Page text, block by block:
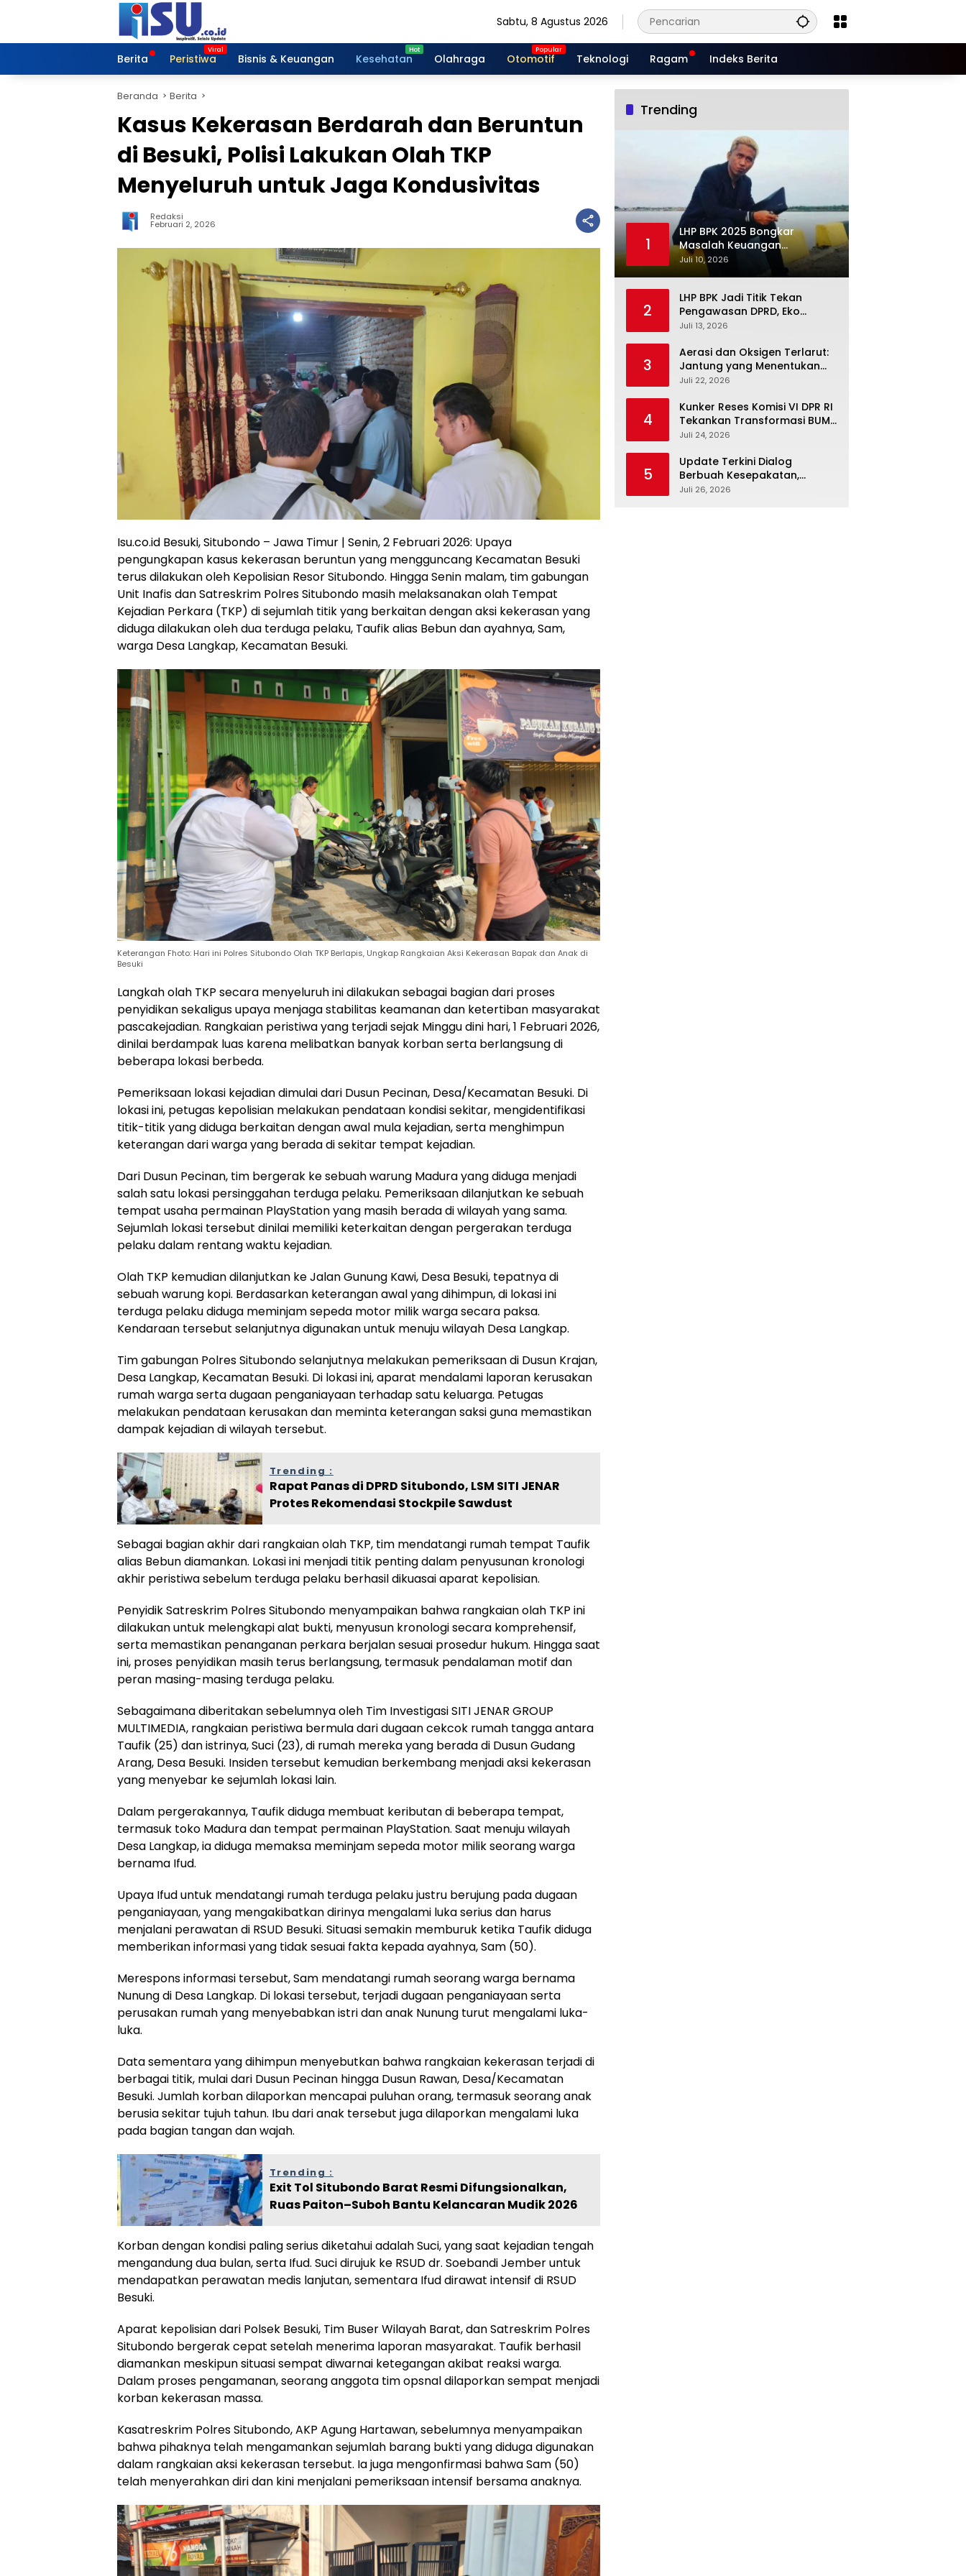
Sabtu, 8 Agustus 2026
Berita Peristiwa Bisnis & Keuangan Kesehatan Olahraga Otomotif Teknologi Ragam Indeks Berita
Beranda Berita
Kasus Kekerasan Berdarah dan Beruntun
di Besuki, Polisi Lakukan Olah TKP
Menyeluruh untuk Jaga Kondusivitas
Redaksi
Februari 2, 2026
Isu.co.id Besuki, Situbondo – Jawa Timur | Senin, 2 Februari 2026: Upaya
pengungkapan kasus kekerasan beruntun yang mengguncang Kecamatan Besuki
terus dilakukan oleh Kepolisian Resor Situbondo. Hingga Senin malam, tim gabungan
Unit Inafis dan Satreskrim Polres Situbondo masih melaksanakan olah Tempat
Kejadian Perkara (TKP) di sejumlah titik yang berkaitan dengan aksi kekerasan yang
diduga dilakukan oleh dua terduga pelaku, Taufik alias Bebun dan ayahnya, Sam,
warga Desa Langkap, Kecamatan Besuki.
Keterangan Fhoto: Hari ini Polres Situbondo Olah TKP Berlapis, Ungkap Rangkaian Aksi Kekerasan Bapak dan Anak di
Besuki
Langkah olah TKP secara menyeluruh ini dilakukan sebagai bagian dari proses
penyidikan sekaligus upaya menjaga stabilitas keamanan dan ketertiban masyarakat
pascakejadian. Rangkaian peristiwa yang terjadi sejak Minggu dini hari, 1 Februari 2026,
dinilai berdampak luas karena melibatkan banyak korban serta berlangsung di
beberapa lokasi berbeda.
Pemeriksaan lokasi kejadian dimulai dari Dusun Pecinan, Desa/Kecamatan Besuki. Di
lokasi ini, petugas kepolisian melakukan pendataan kondisi sekitar, mengidentifikasi
titik-titik yang diduga berkaitan dengan awal mula kejadian, serta menghimpun
keterangan dari warga yang berada di sekitar tempat kejadian.
Dari Dusun Pecinan, tim bergerak ke sebuah warung Madura yang diduga menjadi
salah satu lokasi persinggahan terduga pelaku. Pemeriksaan dilanjutkan ke sebuah
tempat usaha permainan PlayStation yang masih berada di wilayah yang sama.
Sejumlah lokasi tersebut dinilai memiliki keterkaitan dengan pergerakan terduga
pelaku dalam rentang waktu kejadian.
Olah TKP kemudian dilanjutkan ke Jalan Gunung Kawi, Desa Besuki, tepatnya di
sebuah warung kopi. Berdasarkan keterangan awal yang dihimpun, di lokasi ini
terduga pelaku diduga meminjam sepeda motor milik warga secara paksa.
Kendaraan tersebut selanjutnya digunakan untuk menuju wilayah Desa Langkap.
Tim gabungan Polres Situbondo selanjutnya melakukan pemeriksaan di Dusun Krajan,
Desa Langkap, Kecamatan Besuki. Di lokasi ini, aparat mendalami laporan kerusakan
rumah warga serta dugaan penganiayaan terhadap satu keluarga. Petugas
melakukan pendataan kerusakan dan meminta keterangan saksi guna memastikan
dampak kejadian di wilayah tersebut.
Trending :
Rapat Panas di DPRD Situbondo, LSM SITI JENAR
Protes Rekomendasi Stockpile Sawdust
Sebagai bagian akhir dari rangkaian olah TKP, tim mendatangi rumah tempat Taufik
alias Bebun diamankan. Lokasi ini menjadi titik penting dalam penyusunan kronologi
akhir peristiwa sebelum terduga pelaku berhasil dikuasai aparat kepolisian.
Penyidik Satreskrim Polres Situbondo menyampaikan bahwa rangkaian olah TKP ini
dilakukan untuk melengkapi alat bukti, menyusun kronologi secara komprehensif,
serta memastikan penanganan perkara berjalan sesuai prosedur hukum. Hingga saat
ini, proses penyidikan masih terus berlangsung, termasuk pendalaman motif dan
peran masing-masing terduga pelaku.
Sebagaimana diberitakan sebelumnya oleh Tim Investigasi SITI JENAR GROUP
MULTIMEDIA, rangkaian peristiwa bermula dari dugaan cekcok rumah tangga antara
Taufik (25) dan istrinya, Suci (23), di rumah mereka yang berada di Dusun Gudang
Arang, Desa Besuki. Insiden tersebut kemudian berkembang menjadi aksi kekerasan
yang menyebar ke sejumlah lokasi lain.
Dalam pergerakannya, Taufik diduga membuat keributan di beberapa tempat,
termasuk toko Madura dan tempat permainan PlayStation. Saat menuju wilayah
Desa Langkap, ia diduga memaksa meminjam sepeda motor milik seorang warga
bernama Ifud.
Upaya Ifud untuk mendatangi rumah terduga pelaku justru berujung pada dugaan
penganiayaan, yang mengakibatkan dirinya mengalami luka serius dan harus
menjalani perawatan di RSUD Besuki. Situasi semakin memburuk ketika Taufik diduga
memberikan informasi yang tidak sesuai fakta kepada ayahnya, Sam (50).
Merespons informasi tersebut, Sam mendatangi rumah seorang warga bernama
Nunung di Desa Langkap. Di lokasi tersebut, terjadi dugaan penganiayaan serta
perusakan rumah yang menyebabkan istri dan anak Nunung turut mengalami luka-
luka.
Data sementara yang dihimpun menyebutkan bahwa rangkaian kekerasan terjadi di
berbagai titik, mulai dari Dusun Pecinan hingga Dusun Rawan, Desa/Kecamatan
Besuki. Jumlah korban dilaporkan mencapai puluhan orang, termasuk seorang anak
berusia sekitar tujuh tahun. Ibu dari anak tersebut juga dilaporkan mengalami luka
pada bagian tangan dan wajah.
Trending :
Exit Tol Situbondo Barat Resmi Difungsionalkan,
Ruas Paiton–Suboh Bantu Kelancaran Mudik 2026
Korban dengan kondisi paling serius diketahui adalah Suci, yang saat kejadian tengah
mengandung dua bulan, serta Ifud. Suci dirujuk ke RSUD dr. Soebandi Jember untuk
mendapatkan perawatan medis lanjutan, sementara Ifud dirawat intensif di RSUD
Besuki.
Aparat kepolisian dari Polsek Besuki, Tim Buser Wilayah Barat, dan Satreskrim Polres
Situbondo bergerak cepat setelah menerima laporan masyarakat. Taufik berhasil
diamankan meskipun situasi sempat diwarnai ketegangan akibat reaksi warga.
Dalam proses pengamanan, seorang anggota tim opsnal dilaporkan sempat menjadi
korban kekerasan massa.
Kasatreskrim Polres Situbondo, AKP Agung Hartawan, sebelumnya menyampaikan
bahwa pihaknya telah mengamankan sejumlah barang bukti yang diduga digunakan
dalam rangkaian aksi kekerasan tersebut. Ia juga mengonfirmasi bahwa Sam (50)
telah menyerahkan diri dan kini menjalani pemeriksaan intensif bersama anaknya.
Trending
1
LHP BPK 2025 Bongkar
Masalah Keuangan
Situbondo, Potensi Miliaran
Rupiah Masih Belum Terkelola
Juli 10, 2026
2
LHP BPK Jadi Titik Tekan
Pengawasan DPRD, Eko
Febriyanto Datangi Komisi IV
Berpijak pada Dokumen
Resmi Negara
Juli 13, 2026
3
Aerasi dan Oksigen Terlarut:
Jantung yang Menentukan
Hidup Tambak Vaname
Juli 22, 2026
4
Kunker Reses Komisi VI DPR RI
Tekankan Transformasi BUMN
Maritim, Nasim Khan Kawal
Juli 24, 2026
5
Update Terkini Dialog
Berbuah Kesepakatan,
SPBUN-SGN Batalkan Aksi
Juli 26, 2026